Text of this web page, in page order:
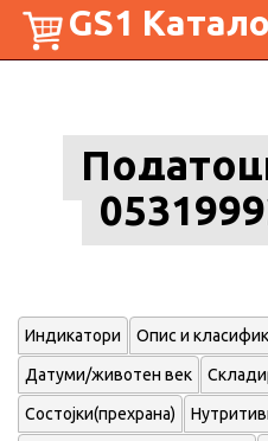
GS1
Индикатори Опис и
Датуми/животен век
Состојки(прехрана)